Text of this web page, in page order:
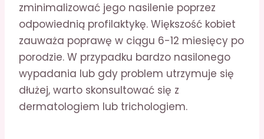
zminimalizować jego nasilenie poprzez
odpowiednią profilaktykę. Większość kobiet
zauważa poprawę w ciągu 6-12 miesięcy po
porodzie. W przypadku bardzo nasilonego
wypadania lub gdy problem utrzymuje się
dłużej, warto skonsultować się z
dermatologiem lub trichologiem.